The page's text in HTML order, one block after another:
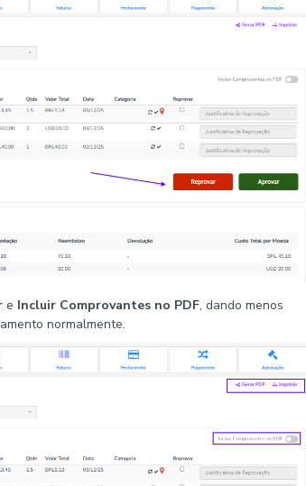
e Incluir Comprovantes no PDF, dando menos
normalmente.